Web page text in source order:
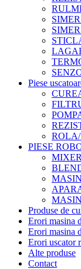
Piese
PIESE
MIXER
Produse de
Erori masina
Erori masina
Erori uscator
Alte produse
Contact